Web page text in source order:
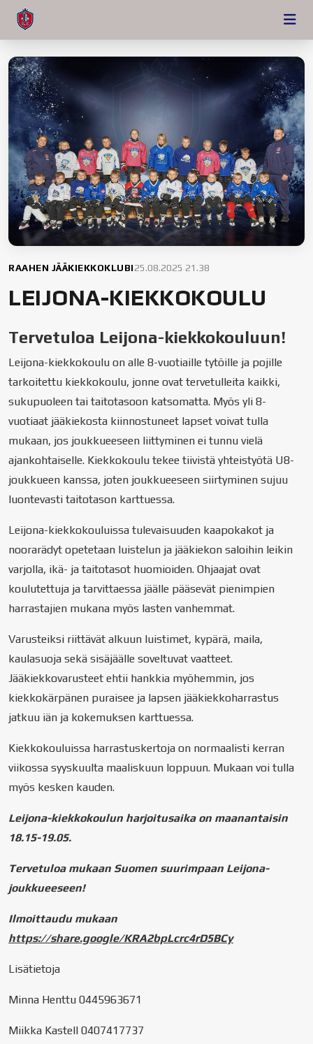
RAAHEN JÄÄKIEKKOKLUBI25.08.2025 21.38
LEIJONA-KIEKKOKOULU
Tervetuloa Leijona-kiekkokouluun!
Leijona-kiekkokoulu on alle 8-vuotiaille tytöille ja pojille
tarkoitettu kiekkokoulu, jonne ovat tervetulleita kaikki,
sukupuoleen tai taitotasoon katsomatta. Myös yli 8-
vuotiaat jääkiekosta kiinnostuneet lapset voivat tulla
mukaan, jos joukkueeseen liittyminen ei tunnu vielä
ajankohtaiselle. Kiekkokoulu tekee tiivistä yhteistyötä U8-
joukkueen kanssa, joten joukkueeseen siirtyminen sujuu
luontevasti taitotason karttuessa.
Leijona-kiekkokouluissa tulevaisuuden kaapokakot ja
noorarädyt opetetaan luistelun ja jääkiekon saloihin leikin
varjolla, ikä- ja taitotasot huomioiden. Ohjaajat ovat
koulutettuja ja tarvittaessa jäälle pääsevät pienimpien
harrastajien mukana myös lasten vanhemmat.
Varusteiksi riittävät alkuun luistimet, kypärä, maila,
kaulasuoja sekä sisäjäälle soveltuvat vaatteet.
Jääkiekkovarusteet ehtii hankkia myöhemmin, jos
kiekkokärpänen puraisee ja lapsen jääkiekkoharrastus
jatkuu iän ja kokemuksen karttuessa.
Kiekkokouluissa harrastuskertoja on normaalisti kerran
viikossa syyskuulta maaliskuun loppuun. Mukaan voi tulla
myös kesken kauden.
Leijona-kiekkokoulun harjoitusaika on maanantaisin
18.15-19.05.
Tervetuloa mukaan Suomen suurimpaan Leijona-
joukkueeseen!
Ilmoittaudu mukaan
https://share.google/KRA2bpLcrc4rD5BCy
Lisätietoja
Minna Henttu 0445963671
Miikka Kastell 0407417737